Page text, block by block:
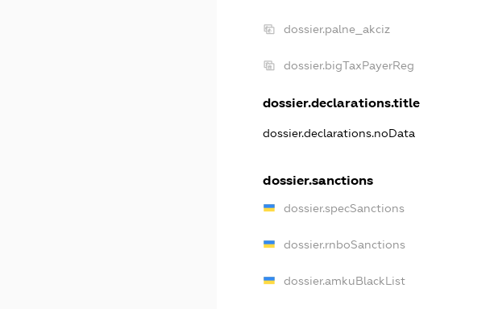
dossier.palne_akciz
dossier.bigTaxPayerReg
dossier.declarations.title
dossier.declarations.noData
dossier.sanctions
dossier.specSanctions
dossier.rnboSanctions
dossier.amkuBlackList